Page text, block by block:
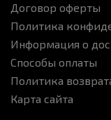
Договор оферты
Политика
Информация о
Способы оплаты
Политика
Карта сайта